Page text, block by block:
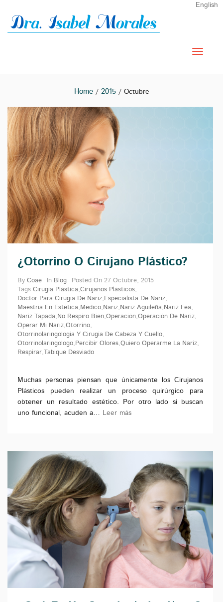
English
Home/ 2015/ Octubre
¿Otorrino O Cirujano Plástico?
By Coae In Blog Posted On 27 Octubre, 2015
Tags Cirugía Plástica,Cirujanos Plásticos,
Doctor Para Cirugía De Nariz, Especialista De Nariz,
Maestría En Estética, Médico, Nariz, Nariz Aguileña, Nariz Fea,
Nariz Tapada, No Respiro Bien,Operación,Operación De Nariz,
Operar Mi Nariz,Otorrino,
Otorrinolaringología Y Cirugía De Cabeza Y Cuello,
Otorrinolaringologo, Percibir Olores,Quiero Operarme La Nariz,
Respirar, Tabique Desviado
Muchas personas piensan que únicamente los Cirujanos
Plásticos pueden realizar un proceso quirúrgico para
obtener un resultado estético. Por otro lado si buscan
uno funcional, acuden a… Leer más